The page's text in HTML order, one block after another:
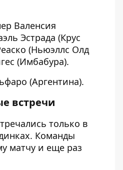
Валенсия
Эстрада (Крус
(Ньюэллс Олд
(Имбабура).
(Аргентина).
встречи
только в
Команды
матчу и еще раз